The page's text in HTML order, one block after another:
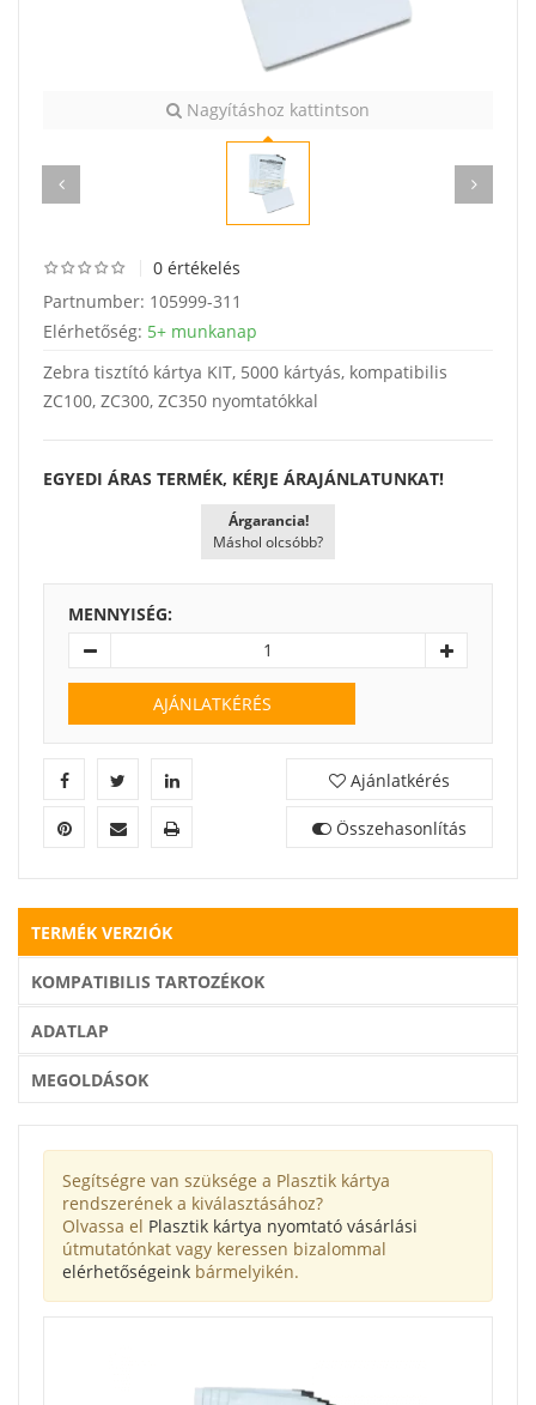
Nagyításhoz kattintson
0 értékelés
Partnumber: 105999-311
Elérhetőség: 5+ munkanap
Zebra tisztító kártya KIT, 5000 kártyás, kompatibilis
ZC100, ZC300, ZC350 nyomtatókkal
EGYEDI ÁRAS TERMÉK, KÉRJE ÁRAJÁNLATUNKAT!
Árgarancia!
Máshol olcsóbb?
MENNYISÉG:
AJÁNLATKÉRÉS
Ajánlatkérés
Összehasonlítás
TERMÉK VERZIÓK
KOMPATIBILIS TARTOZÉKOK
ADATLAP
MEGOLDÁSOK
Segítségre van szüksége a Plasztik kártya
rendszerének a kiválasztásához?
Olvassa el Plasztik kártya nyomtató vásárlási
útmutatónkat vagy keressen bizalommal
elérhetőségeink bármelyikén.